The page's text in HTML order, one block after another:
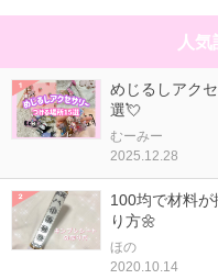
人
めじるしアク
選💘
むーみー
2025.12.28
100均で材料
り方🌼
ほの
2020.10.14